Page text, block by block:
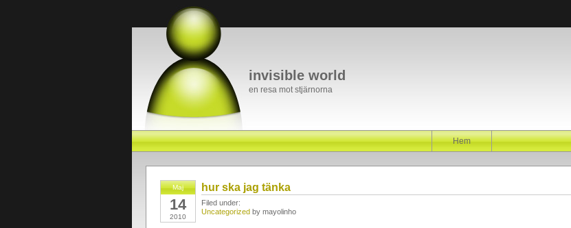
invisible world
en resa mot stjärnorna
Hem
Maj
14
2010
hur ska jag tänka
Filed under:
Uncategorized by mayolinho